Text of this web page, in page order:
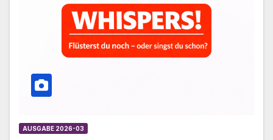
AUSGABE 2026-03